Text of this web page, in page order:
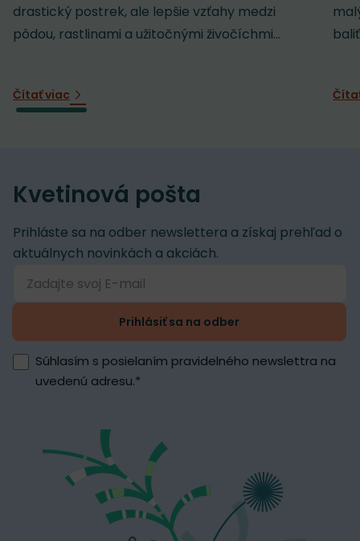
drastický postrek, ale lepšie vzťahy medzi
pôdou, rastlinami a užitočnými živočíchmi...
Čítať viac
Kvetinová pošta
Prihláste sa na odber newslettera a získaj prehľad o
aktuálnych novinkách a akciách.
Prihlásiť sa na odber
Súhlasím s posielaním pravidelného newslettra na
uvedenú adresu.*